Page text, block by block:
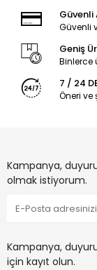
Güvenli
Güvenli
Geniş
Binlerce
7 / 24
Öneri ve
Kampanya,
olmak istiyorum.
Kampanya,
için kayıt olun.